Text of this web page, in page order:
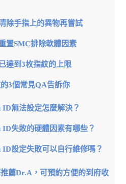
除手指上的異物再嘗試
置SMC排除軟體因素
達到3枚指紋的上限
3個常見QA告訴你
ID無法設定怎麼解決？
ID失敗的硬體因素有哪些？
ID設定失敗可以自行維修嗎？
薦Dr.A，可預約方便的到府收